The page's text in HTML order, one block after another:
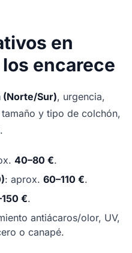
en
encarece
(Norte/Sur), urgencia,
y tipo de colchón,
40–80 €.
: aprox. 60–110 €.
€.
antiácaros/olor, UV,
o canapé.